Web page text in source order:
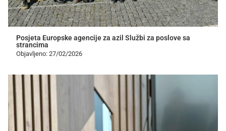
Posjeta Europske agencije za azil Službi za poslove sa
strancima
Objavljeno: 27/02/2026